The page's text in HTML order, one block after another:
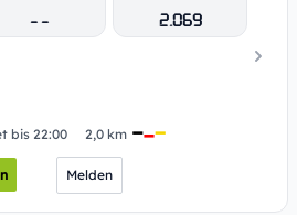
- -
2.069
bis 22:00 2,0 km
Melden